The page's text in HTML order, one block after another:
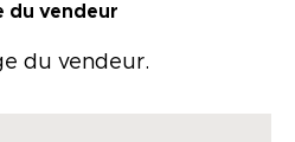
du vendeur
du vendeur.